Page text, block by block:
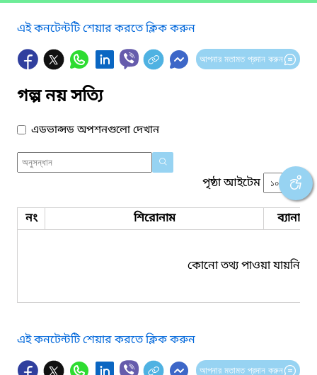
এই কনটেন্টটি শেয়ার করতে ক্লিক করুন
আপনার মতামত প্রদান করুন
গল্প নয় সত্যি
এডভান্সড অপশনগুলো দেখান
পৃষ্ঠা আইটেম
নং শিরোনাম ব্যানার
কোনো তথ্য পাওয়া যায়নি।
এই কনটেন্টটি শেয়ার করতে ক্লিক করুন
আপনার মতামত প্রদান করুন